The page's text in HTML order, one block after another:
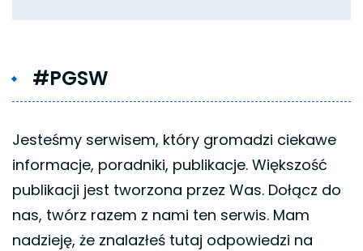
#PGSW
Jesteśmy serwisem, który gromadzi ciekawe
informacje, poradniki, publikacje. Większość
publikacji jest tworzona przez Was. Dołącz do
nas, twórz razem z nami ten serwis. Mam
nadzieję, że znalazłeś tutaj odpowiedzi na